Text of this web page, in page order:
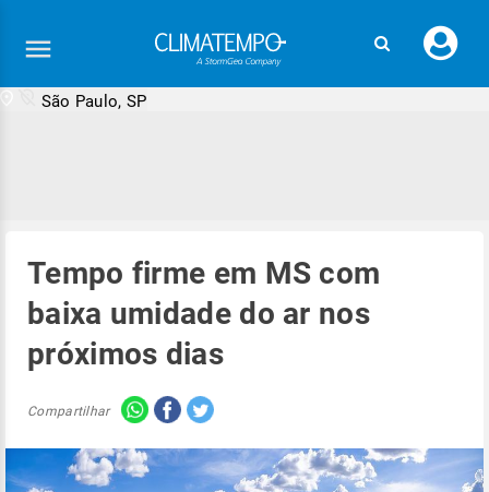
seu
São Paulo, SP
Tempo firme em MS com
baixa umidade do ar nos
próximos dias
Compartilhar